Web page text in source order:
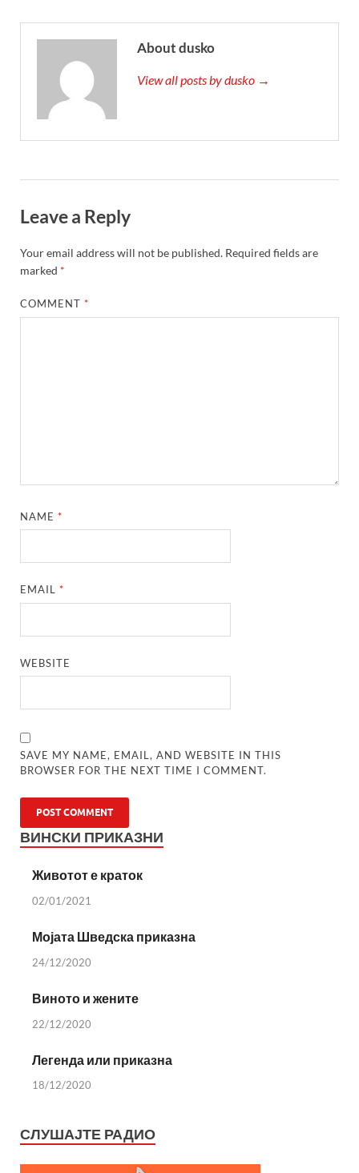
About dusko
View all posts by dusko →
Leave a Reply
Your email address will not be published. Required fields are
marked *
COMMENT*
NAME*
EMAIL*
WEBSITE
SAVE MY NAME, EMAIL, AND WEBSITE IN THIS
BROWSER FOR THE NEXT TIME I COMMENT.
ВИНСКИ ПРИКАЗНИ
Животот е краток
02/01/2021
Мојата Шведска приказна
24/12/2020
Виното и жените
22/12/2020
Легенда или приказна
18/12/2020
СЛУШАЈТЕ РАДИО